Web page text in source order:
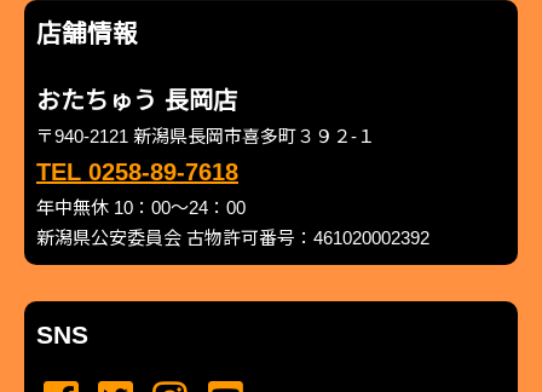
店舗情報
おたちゅう 長岡店
〒940-2121 新潟県長岡市喜多町３９２-１
TEL 0258-89-7618
年中無休 10：00～24：00
新潟県公安委員会 古物許可番号：461020002392
SNS